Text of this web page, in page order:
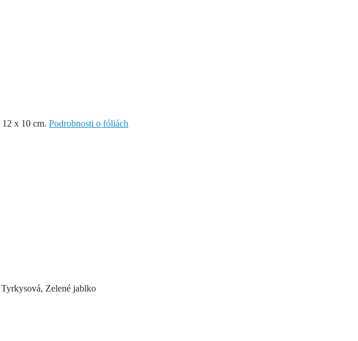
x 10 cm. Podrobnosti o fóliách
Zelené jablko